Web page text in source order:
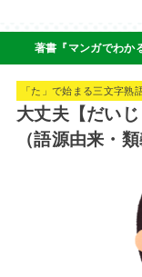
著書『マンガでわか
「た」で始まる三文字熟
大丈夫【だい
（語源由来・類